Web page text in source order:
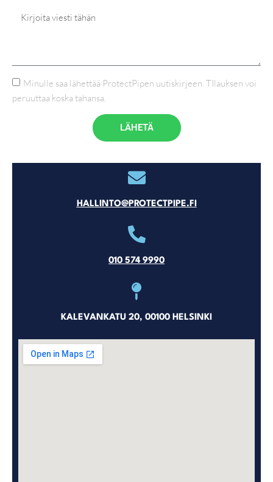
Minulle saa lähettää ProtectPipen uutiskirjeen. TIlauksen voi
peruuttaa koska tahansa.
LÄHETÄ
HALLINTO@PROTECTPIPE.FI
010 574 9990
KALEVANKATU 20, 00100 HELSINKI